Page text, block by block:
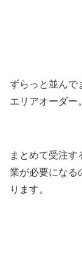
ずらっと並んで
エリアオーダー。
まとめて受注
業が必要になる
ります。